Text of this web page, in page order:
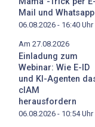
Mail und Whatsapp
06.08.2026 - 16:40 Uhr
Am 27.08.2026
Einladung zum
Webinar: Wie E-ID
und KI-Agenten
cIAM
herausfordern
06.08.2026 - 10:54Uhr